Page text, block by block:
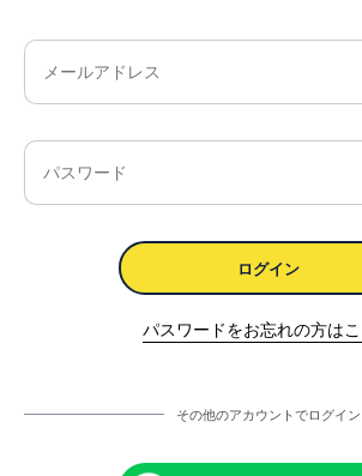
ログイン
パスワードをお忘れの方は
その他のアカウントでログイン